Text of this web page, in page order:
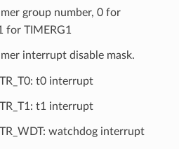
group number, 0 for
for TIMERG1
interrupt disable mask.
t0 interrupt
t1 interrupt
watchdog interrupt